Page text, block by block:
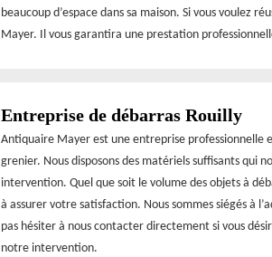
beaucoup d’espace dans sa maison. Si vous voulez
Mayer. Il vous garantira une prestation
Entreprise de débarras Rouilly
Antiquaire Mayer est une entreprise professionnelle
grenier. Nous disposons des matériels suffisants
intervention. Quel que soit le volume des objets à
à assurer votre satisfaction. Nous sommes siégés à
pas hésiter à nous contacter directement si vous
notre intervention.